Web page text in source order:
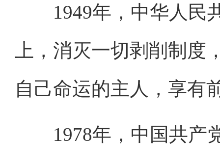
1949年，中华人民
上，消灭一切剥削制
自己命运的主人，享有
1978年，中国共产